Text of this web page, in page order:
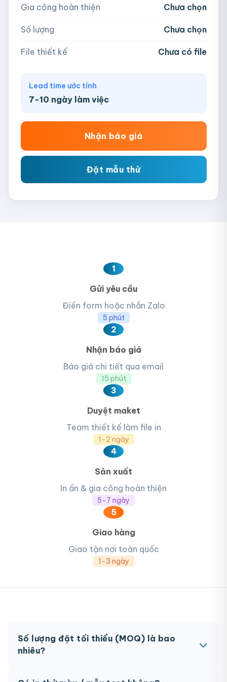
AI, PDF, EPS, PSD, PNG, JPG (tối đa 50MB)
Gia công hoàn thiện Chưa chọn
Số lượng Chưa chọn
File thiết kế Chưa có file
Lead time ước tính
7-10 ngày làm việc
Nhận báo giá
Đặt mẫu thử
1
Gửi yêu cầu
Điền form hoặc nhắn Zalo
5 phút
2
Nhận báo giá
Báo giá chi tiết qua email
15 phút
3
Duyệt maket
Team thiết kế làm file in
1-2 ngày
4
Sản xuất
In ấn & gia công hoàn thiện
5-7 ngày
5
Giao hàng
Giao tận nơi toàn quốc
1-3 ngày
Số lượng đặt tối thiểu (MOQ) là bao
nhiêu?